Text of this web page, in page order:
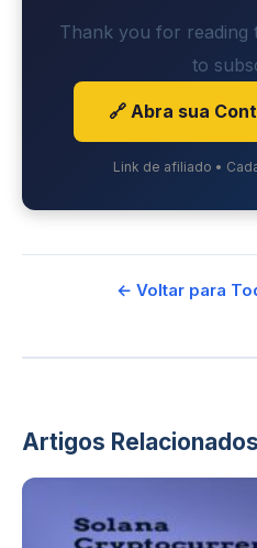
Thank you for reading
to
🔗 Abra sua
Link de afiliado •
← Voltar para
Artigos Relacionados